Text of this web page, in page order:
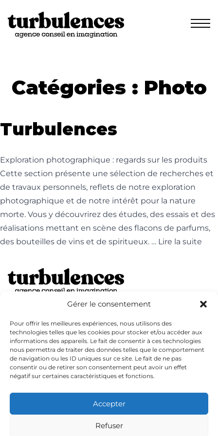
Gérer le consentement
Pour offrir les meilleures expériences, nous utilisons des
technologies telles que les cookies pour stocker et/ou accéder aux
informations des appareils. Le fait de consentir à ces technologies
nous permettra de traiter des données telles que le comportement
de navigation ou les ID uniques sur ce site. Le fait de ne pas
consentir ou de retirer son consentement peut avoir un effet
négatif sur certaines caractéristiques et fonctions.
Accepter
Refuser
Catégories : Photo
Turbulences
Exploration photographique : regards sur les produits
Cette section présente une sélection de recherches et
de travaux personnels, reflets de notre exploration
photographique et de notre intérêt pour la nature
morte. Vous y découvrirez des études, des essais et des
réalisations mettant en scène des flacons de parfums,
des bouteilles de vins et de spiritueux. … Lire la suite
7 rue montlosier,
Tél. 04 73 42 09 04 contact@turbulences.fr
Politique de confidentialité
FAQ